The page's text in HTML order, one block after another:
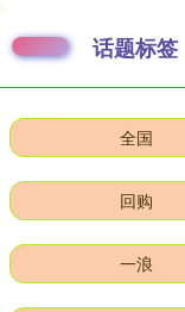
话题标签
全国
回购
一浪